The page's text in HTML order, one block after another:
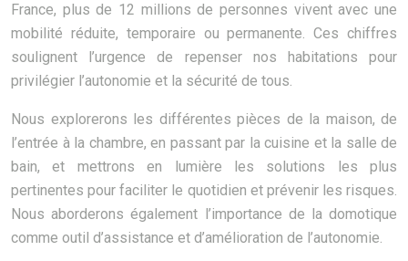
France, plus de 12 millions de personnes vivent avec une
mobilité réduite, temporaire ou permanente. Ces chiffres
soulignent l’urgence de repenser nos habitations pour
privilégier l’autonomie et la sécurité de tous.
Nous explorerons les différentes pièces de la maison, de
l’entrée à la chambre, en passant par la cuisine et la salle de
bain, et mettrons en lumière les solutions les plus
pertinentes pour faciliter le quotidien et prévenir les risques.
Nous aborderons également l’importance de la domotique
comme outil d’assistance et d’amélioration de l’autonomie.